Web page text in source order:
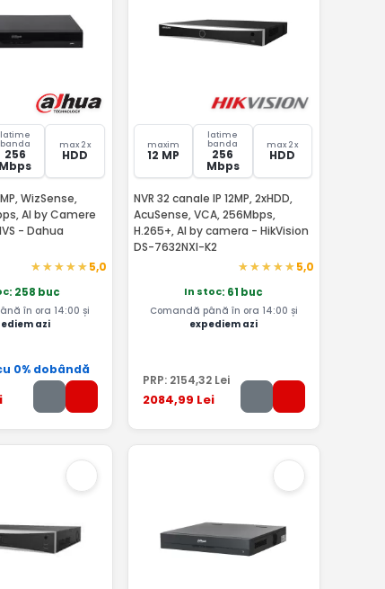
latime
banda
256
Mbps
max 2 x
HDD
WizSense,
AI by Camere
- Dahua
5,0
: 258 buc
în ora 14:00 și
azi
0% dobândă
maxim
12 MP
latime
banda
256
Mbps
max 2 x
HDD
NVR 32 canale IP 12MP, 2xHDD,
AcuSense, VCA, 256Mbps,
H.265+, AI by camera - HikVision
DS-7632NXI-K2
5,0
In stoc: 61 buc
Comandă până în ora 14:00 și
expediem azi
PRP: 2154,32Lei
2084,99 Lei